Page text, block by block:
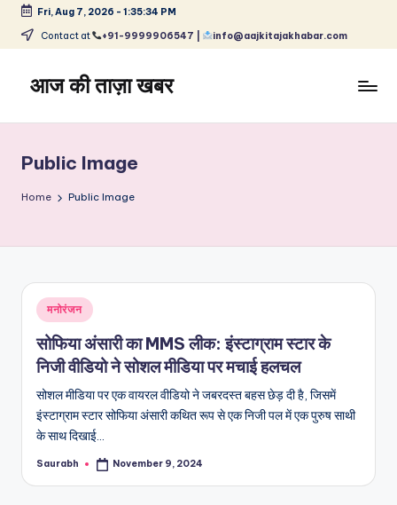
Skip
content
Fri, Aug 7, 2026 - 1:35:35 PM
Contact at +91-9999906547 | info@aajkitajakhabar.com
आज की ताज़ा खबर
ताज़ा
समाचार
–
और
विश्व
Public Image
Home Public Image
Posted
in
मनोरंजन
सोफिया अंसारी का MMS लीक: इंस्टाग्राम स्टार के
निजी वीडियो ने सोशल मीडिया पर मचाई हलचल
सोशल मीडिया पर एक वायरल वीडियो ने जबरदस्त बहस छेड़ दी है, जिसमें
इंस्टाग्राम स्टार सोफिया अंसारी कथित रूप से एक निजी पल में एक पुरुष साथी
के साथ दिखाई…
Posted
Saurabh November 9, 2024